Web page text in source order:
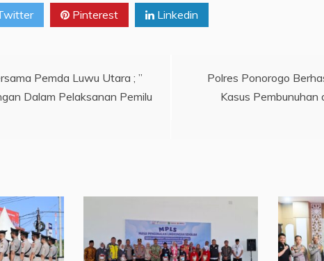
Pinterest Linkedin
Pemda Luwu Utara ; ”
Dalam Pelaksanan Pemilu
Polres Ponorogo
Kasus Pembunuhan